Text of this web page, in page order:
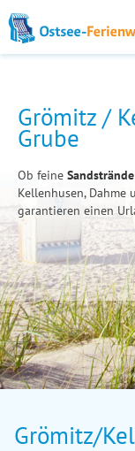
Grömitz /
Grube
Ob feine Sandstrände
Kellenhusen,
garantieren einen
Grömitz/